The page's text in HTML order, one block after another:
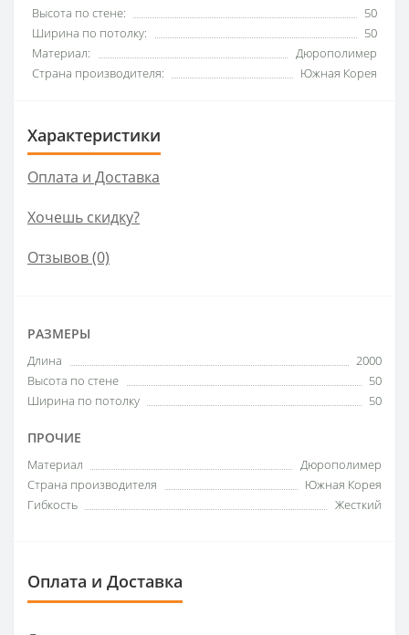
Высота по стене:
50
Ширина по потолку:
50
Материал:
Дюрополимер
Страна производителя:
Южная Корея
Характеристики
Оплата и Доставка
Хочешь скидку?
Отзывов (0)
РАЗМЕРЫ
Длина
2000
Высота по стене
50
Ширина по потолку
50
ПРОЧИЕ
Материал
Дюрополимер
Страна производителя
Южная Корея
Гибкость
Жесткий
Оплата и Доставка